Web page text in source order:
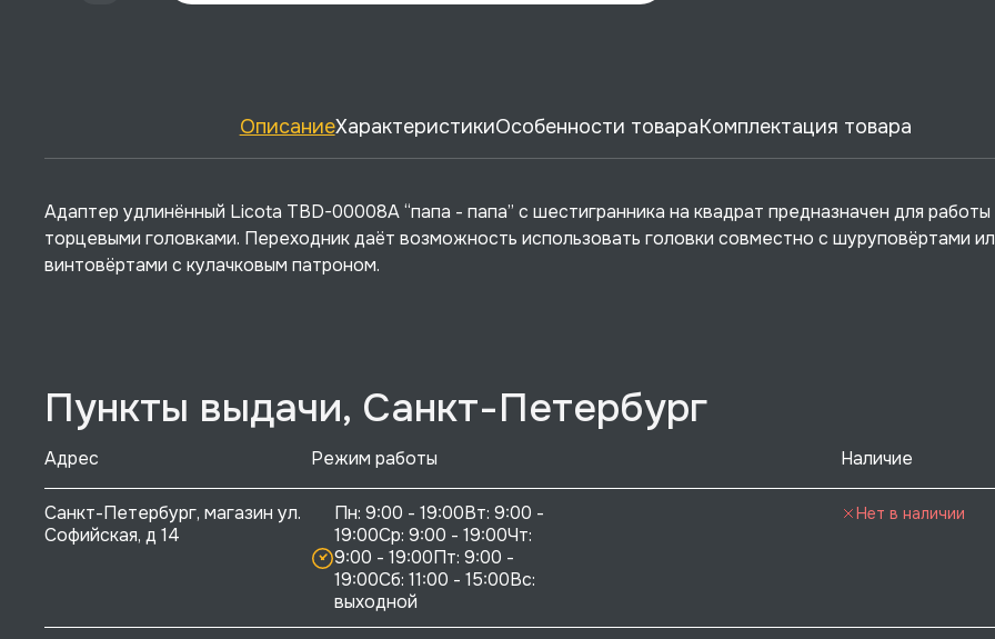
ОписаниеХарактеристикиОсобенности товараКомплектация товара
Адаптер удлинённый Licota TBD-00008A “папа - папа” с шестигранника на квадрат предназначен для работы
торцевыми головками. Переходник даёт возможность использовать головки совместно с шуруповёртами
винтовёртами с кулачковым патроном.
Пункты выдачи, Санкт-Петербург
Адрес Режим работы Наличие
Санкт-Петербург, магазин ул.
Софийская, д 14
Пн: 9:00 - 19:00Вт: 9:00 -
19:00Ср: 9:00 - 19:00Чт:
9:00 - 19:00Пт: 9:00 -
19:00Сб: 11:00 - 15:00Вс:
выходной
Нет в наличии